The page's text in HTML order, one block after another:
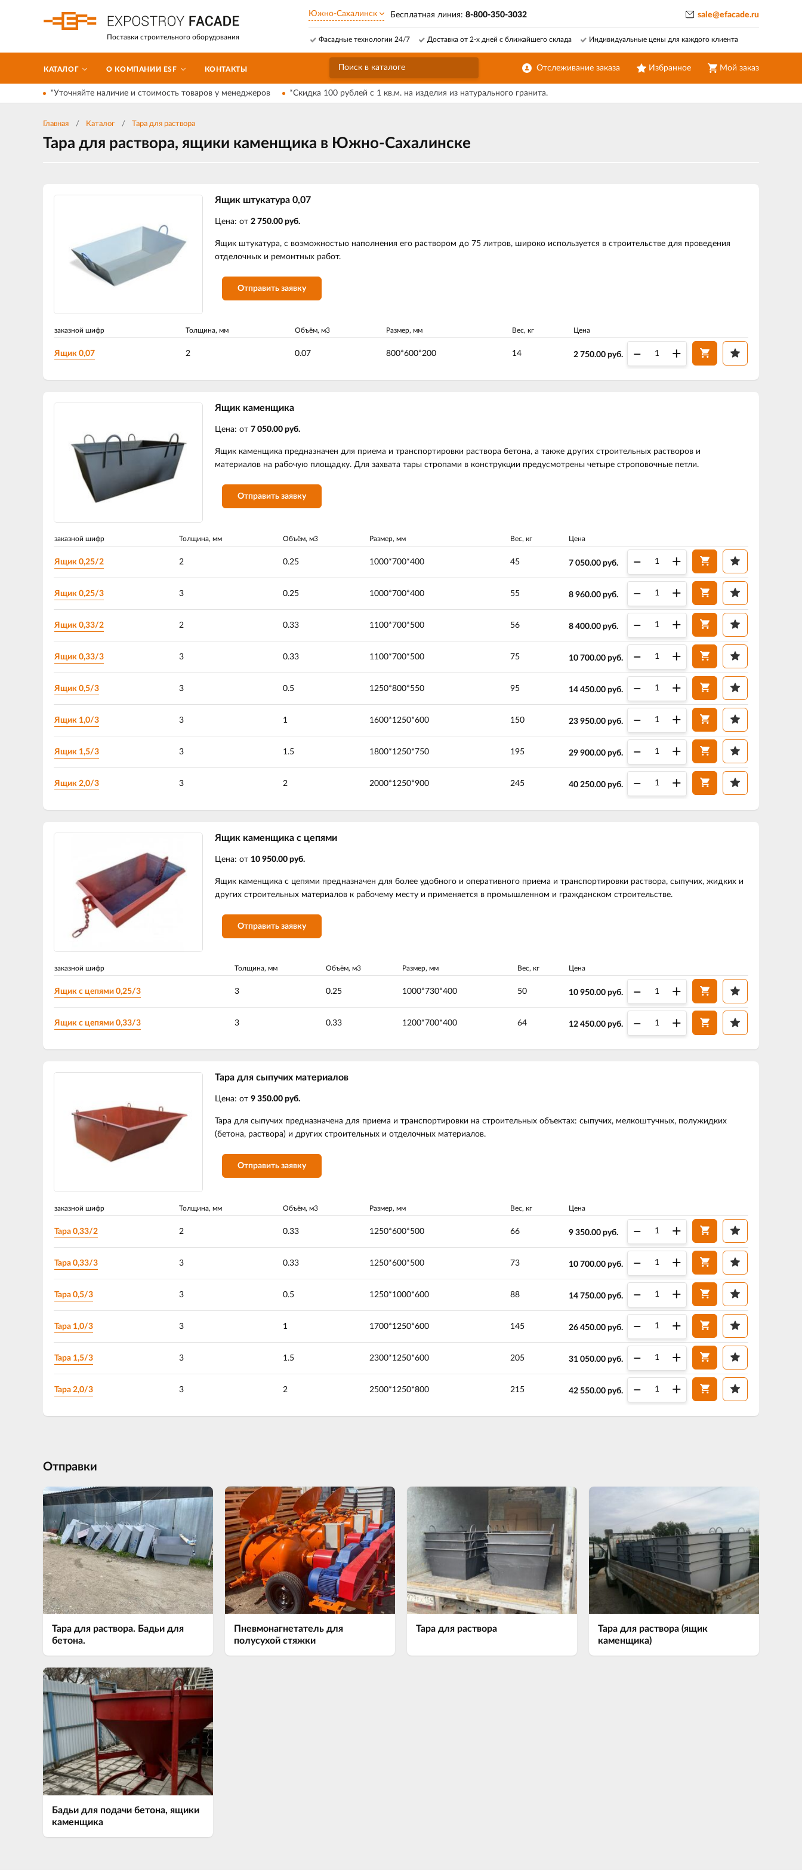
Поставки строительного оборудования
Южно-Сахалинск Бесплатная линия: 8-800-350-3032
Отслеживание заказа Избранное Мой заказ
Фасадные технологии 24/7 Доставка от 2-х дней с ближайшего склада Индивидуальные цены для каждого клиента
КАТАЛОГ О КОМПАНИИ ESF КОНТАКТЫ
sale@efacade.ru
*Уточняйте наличие и стоимость товаров у менеджеров *Скидка 100 рублей с 1 кв.м. на изделия из натурального гранита.
Главная Каталог Тара для раствора
Тара для раствора, ящики каменщика в Южно-Сахалинске
Ящик штукатура 0,07
Цена: от 2 750.00 руб.
Ящик штукатура, с возможностью наполнения его раствором до 75 литров, широко используется в строительстве для проведения
отделочных и ремонтных работ.
Отправить заявку
заказной шифр Толщина, мм Объём, м3 Размер, мм Вес, кг Цена
Ящик 0,07 2 0.07 800*600*200 14 2 750.00 руб. – +
Ящик каменщика
Цена: от 7 050.00 руб.
Ящик каменщика предназначен для приема и транспортировки раствора бетона, а также других строительных растворов и
материалов на рабочую площадку. Для захвата тары стропами в конструкции предусмотрены четыре строповочные петли.
Отправить заявку
заказной шифр Толщина, мм Объём, м3 Размер, мм Вес, кг Цена
Ящик 0,25/2 2 0.25 1000*700*400 45 7 050.00 руб. – +
Ящик 0,25/3 3 0.25 1000*700*400 55 8 960.00 руб. – +
Ящик 0,33/2 2 0.33 1100*700*500 56 8 400.00 руб. – +
Ящик 0,33/3 3 0.33 1100*700*500 75 10 700.00 руб. – +
Ящик 0,5/3 3 0.5 1250*800*550 95 14 450.00 руб. – +
Ящик 1,0/3 3 1 1600*1250*600 150 23 950.00 руб. – +
Ящик 1,5/3 3 1.5 1800*1250*750 195 29 900.00 руб. – +
Ящик 2,0/3 3 2 2000*1250*900 245 40 250.00 руб. – +
Ящик каменщика с цепями
Цена: от 10 950.00 руб.
Ящик каменщика с цепями предназначен для более удобного и оперативного приема и транспортировки раствора, сыпучих, жидких и
других строительных материалов к рабочему месту и применяется в промышленном и гражданском строительстве.
Отправить заявку
заказной шифр Толщина, мм Объём, м3 Размер, мм Вес, кг Цена
Ящик с цепями 0,25/3 3 0.25 1000*730*400 50 10 950.00 руб. – +
Ящик с цепями 0,33/3 3 0.33 1200*700*400 64 12 450.00 руб. – +
Тара для сыпучих материалов
Цена: от 9 350.00 руб.
Тара для сыпучих предназначена для приема и транспортировки на строительных объектах: сыпучих, мелкоштучных, полужидких
(бетона, раствора) и других строительных и отделочных материалов.
Отправить заявку
заказной шифр Толщина, мм Объём, м3 Размер, мм Вес, кг Цена
Тара 0,33/2 2 0.33 1250*600*500 66 9 350.00 руб. – +
Тара 0,33/3 3 0.33 1250*600*500 73 10 700.00 руб. – +
Тара 0,5/3 3 0.5 1250*1000*600 88 14 750.00 руб. – +
Тара 1,0/3 3 1 1700*1250*600 145 26 450.00 руб. – +
Тара 1,5/3 3 1.5 2300*1250*600 205 31 050.00 руб. – +
Тара 2,0/3 3 2 2500*1250*800 215 42 550.00 руб. – +
Отправки
Тара для раствора. Бадьи для
бетона.
Пневмонагнетатель для
полусухой стяжки
Тара для раствора
Тара для раствора (ящик
каменщика)
Бадьи для подачи бетона, ящики
каменщика